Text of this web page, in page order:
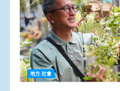
地方.社會